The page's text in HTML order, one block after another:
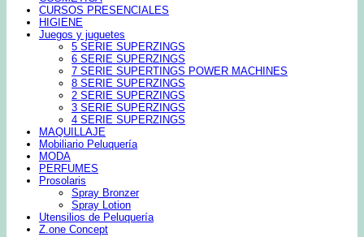
CURSOS PRESENCIALES
HIGIENE
Juegos y juguetes
5 SERIE SUPERZINGS
6 SERIE SUPERZINGS
7 SERIE SUPERTINGS POWER MACHINES
8 SERIE SUPERZINGS
2 SERIE SUPERZINGS
3 SERIE SUPERZINGS
4 SERIE SUPERZINGS
MAQUILLAJE
Mobiliario Peluquería
MODA
PERFUMES
Prosolaris
Spray Bronzer
Spray Lotion
Utensilios de Peluquería
Z.one Concept